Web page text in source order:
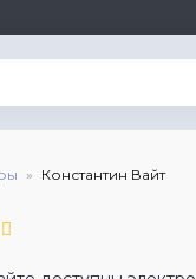
Константин Вайт